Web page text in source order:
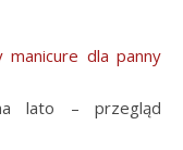
manicure dla panny
lato – przegląd